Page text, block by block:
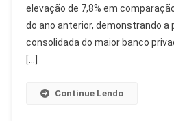
De
R$
12,4
elevação de 7,8% em
do ano anterior, demonstrando a
consolidada do maior banco
[…]
Continue Lendo